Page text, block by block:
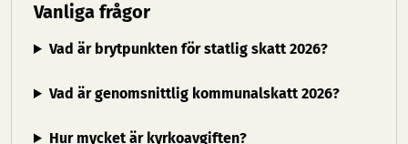
Vanliga frågor
Vad är brytpunkten för statlig skatt 2026?
Vad är genomsnittlig kommunalskatt 2026?
Hur mycket är kyrkoavgiften?